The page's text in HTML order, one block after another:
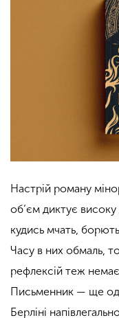
Настрій роману
об’єм диктує високу
кудись мчать,
Часу в них обмаль,
рефлексій теж
Письменник — ще
Берліні